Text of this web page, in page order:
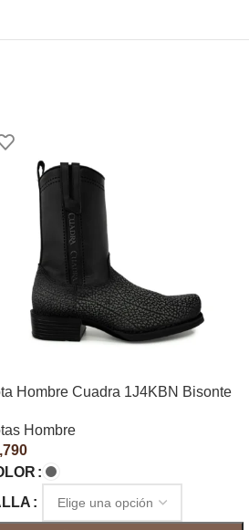
Hombre Cuadra 1J4KBN Bisonte
Hombre